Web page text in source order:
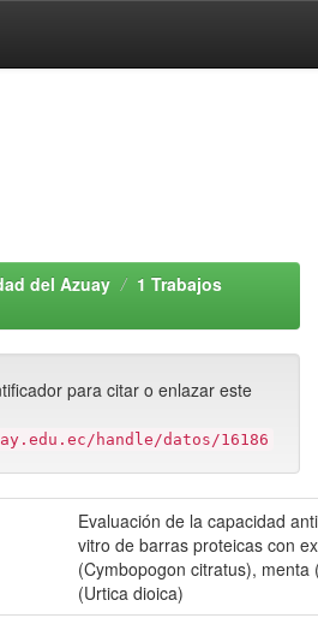
del Azuay
1 Trabajos
para citar o enlazar este
handle/datos/16186
Evaluación de la capacidad
vitro de barras proteicas con
(Cymbopogon citratus),
(Urtica dioica)